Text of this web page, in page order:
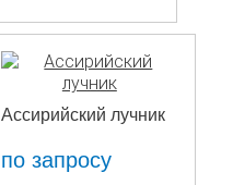
Ассирийский лучник
по запросу